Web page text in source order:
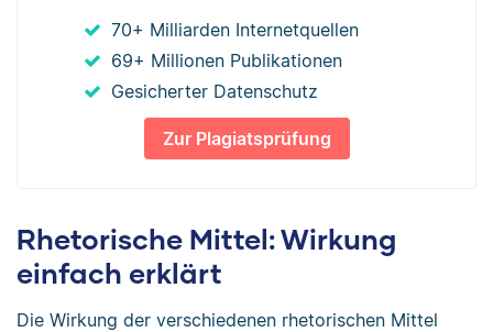
70+ Milliarden Internetquellen
69+ Millionen Publikationen
Gesicherter Datenschutz
Zur Plagiatsprüfung
Rhetorische Mittel: Wirkung
einfach erklärt
Die Wirkung der verschiedenen rhetorischen Mittel